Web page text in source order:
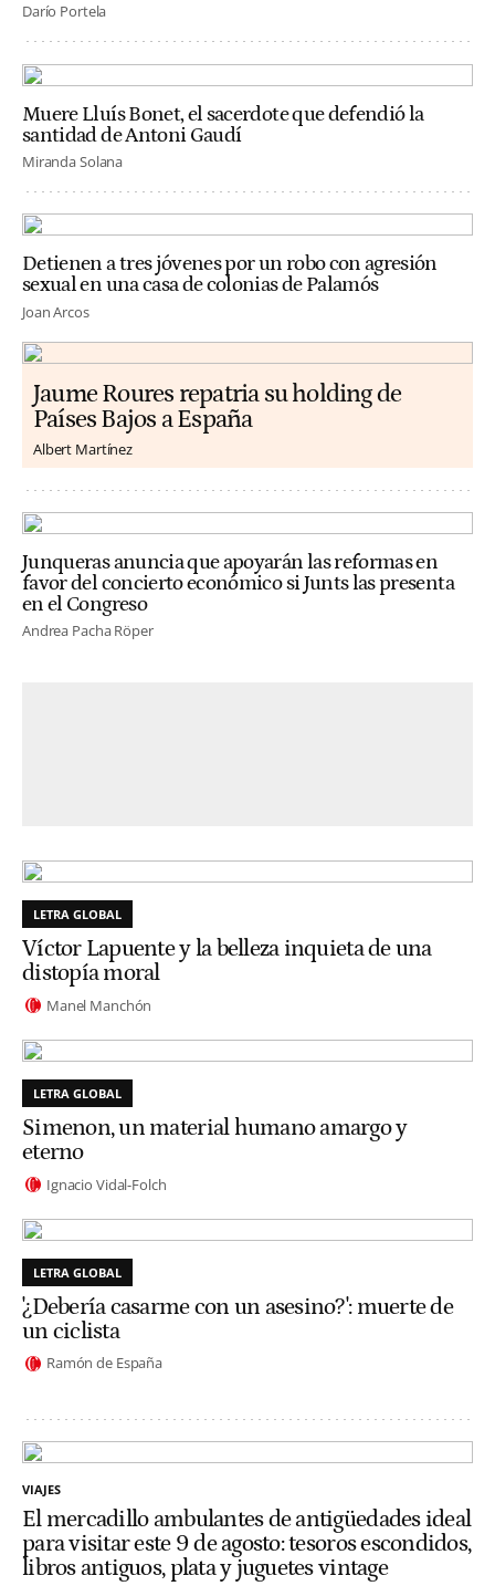
Darío Portela
Muere Lluís Bonet, el sacerdote que defendió la
santidad de Antoni Gaudí
Miranda Solana
Detienen a tres jóvenes por un robo con agresión
sexual en una casa de colonias de Palamós
Joan Arcos
Jaume Roures repatria su holding de
Países Bajos a España
Albert Martínez
Junqueras anuncia que apoyarán las reformas en
favor del concierto económico si Junts las presenta
en el Congreso
Andrea Pacha Röper
LETRA GLOBAL
Víctor Lapuente y la belleza inquieta de una
distopía moral
Manel Manchón
LETRA GLOBAL
Simenon, un material humano amargo y
eterno
Ignacio Vidal-Folch
LETRA GLOBAL
'¿Debería casarme con un asesino?': muerte de
un ciclista
Ramón de España
VIAJES
El mercadillo ambulantes de antigüedades ideal
para visitar este 9 de agosto: tesoros escondidos,
libros antiguos, plata y juguetes vintage